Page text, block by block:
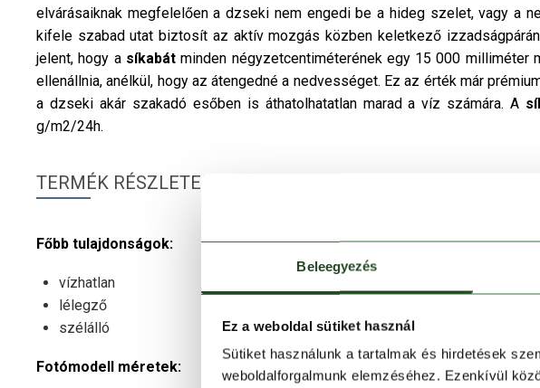
Beleegyezés
Ez a weboldal sütiket használ
Sütiket használunk a tartalmak és hirdetések
weboldalforgalmunk elemzéséhez. Ezenkívül
elvárásaiknak megfelelően a dzseki nem engedi be a hideg szelet, vagy a
kifele szabad utat biztosít az aktív mozgás közben keletkező
jelent, hogy a síkabátminden négyzetcentiméterének egy 15 000 milliméter
ellenállnia, anélkül, hogy az átengedné a nedvességet. Ez az érték már
a dzseki akár szakadó esőben is áthatolhatatlan marad a víz számára. A
g/m2/24h.
TERMÉK RÉSZLETEK
Főbb tulajdonságok:
vízhatlan
lélegző
szélálló
Fotómodell méretek: